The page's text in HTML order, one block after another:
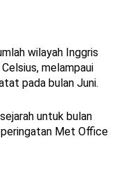
wilayah Inggris
melampaui
pada bulan Juni.
untuk bulan
peringatan Met Office